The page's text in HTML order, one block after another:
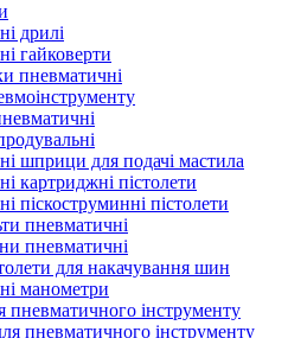
дрилі
гайковерти
пневматичні
шприци для подачі мастила
картриджні пістолети
піскоструминні пістолети
пневматичні
пневматичні
для накачування шин
манометри
пневматичного інструменту
пневматичного інструменту